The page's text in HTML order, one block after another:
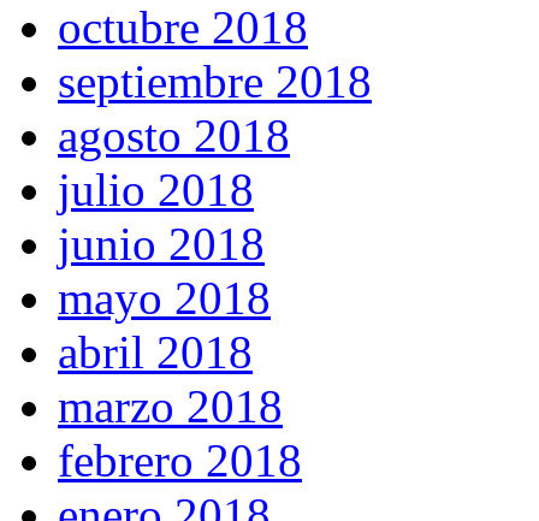
octubre 2018
septiembre 2018
agosto 2018
julio 2018
junio 2018
mayo 2018
abril 2018
marzo 2018
febrero 2018